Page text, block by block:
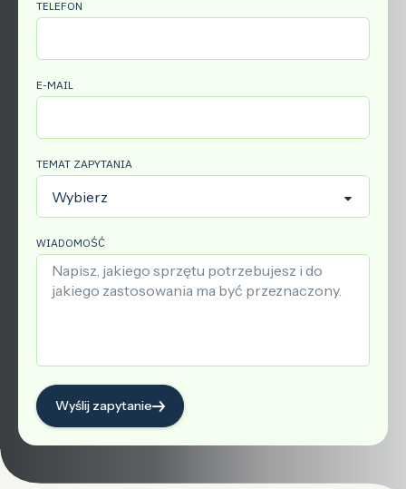
TELEFON
E-MAIL
TEMAT ZAPYTANIA
WIADOMOŚĆ
Wyślij zapytanie